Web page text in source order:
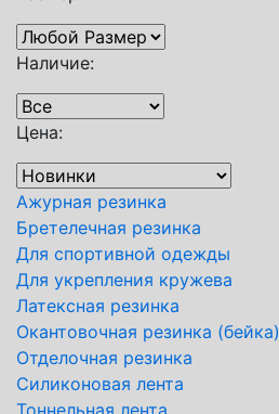
Наличие:
Цена:
Ажурная резинка
Бретелечная резинка
Для спортивной одежды
Для укрепления кружева
Латексная резинка
Окантовочная резинка (бейка)
Отделочная резинка
Силиконовая лента
Тоннельная лента